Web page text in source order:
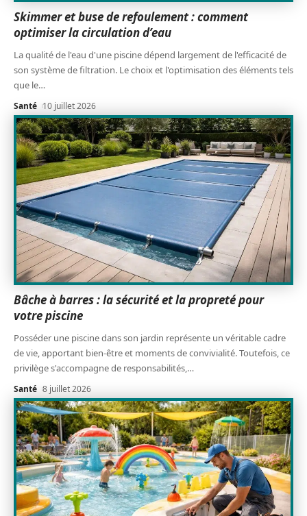
Skimmer et buse de refoulement : comment
optimiser la circulation d’eau
La qualité de l'eau d'une piscine dépend largement de l'efficacité de
son système de filtration. Le choix et l'optimisation des éléments tels
que le…
Santé 10 juillet 2026
Bâche à barres : la sécurité et la propreté pour
votre piscine
Posséder une piscine dans son jardin représente un véritable cadre
de vie, apportant bien-être et moments de convivialité. Toutefois, ce
privilège s'accompagne de responsabilités,…
Santé 8 juillet 2026